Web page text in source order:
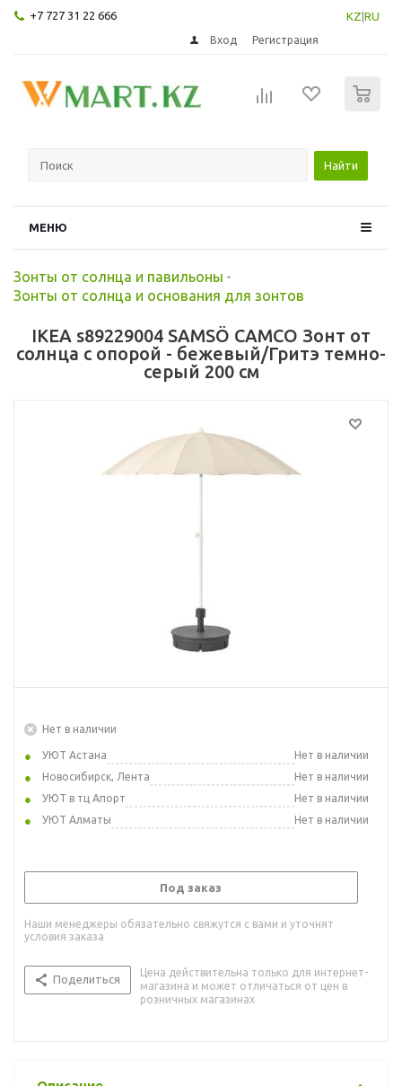
+7 727 31 22 666 KZ RU
Вход Регистрация
Найти
МЕНЮ
Зонты от солнца и павильоны -
Зонты от солнца и основания для зонтов
IKEA s89229004 SAMSÖ САМСО Зонт от
солнца с опорой - бежевый/Гритэ темно-
серый 200 см
Нет в наличии
УЮТ Астана
Нет в наличии
Новосибирск, Лента
Нет в наличии
УЮТ в тц Апорт
Нет в наличии
УЮТ Алматы
Нет в наличии
Под заказ
Наши менеджеры обязательно свяжутся с вами и уточнят
условия заказа
Поделиться
Цена действительна только для интернет-
магазина и может отличаться от цен в
розничных магазинах